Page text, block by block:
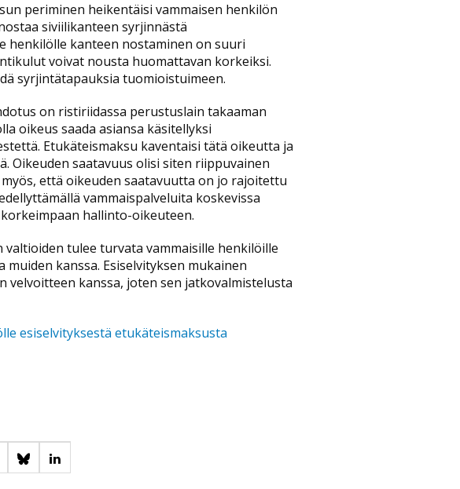
periminen heikentäisi vammaisen henkilön
siviilikanteen syrjinnästä
henkilölle kanteen nostaminen on suuri
voivat nousta huomattavan korkeiksi.
syrjintätapauksia tuomioistuimeen.
on ristiriidassa perustuslain takaaman
oikeus saada asiansa käsitellyksi
Etukäteismaksu kaventaisi tätä oikeutta ja
Oikeuden saatavuus olisi siten riippuvainen
että oikeuden saatavuutta on jo rajoitettu
vammaispalveluita koskevissa
hallinto-oikeuteen.
valtioiden tulee turvata vammaisille henkilöille
kanssa. Esiselvityksen mukainen
velvoitteen kanssa, joten sen jatkovalmistelusta
esiselvityksestä etukäteismaksusta